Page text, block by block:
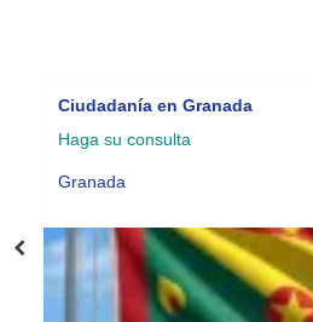
Ciudadanía en Granada
Haga su consulta
Granada